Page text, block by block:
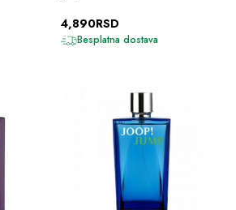
4,890RSD
Besplatna dostava